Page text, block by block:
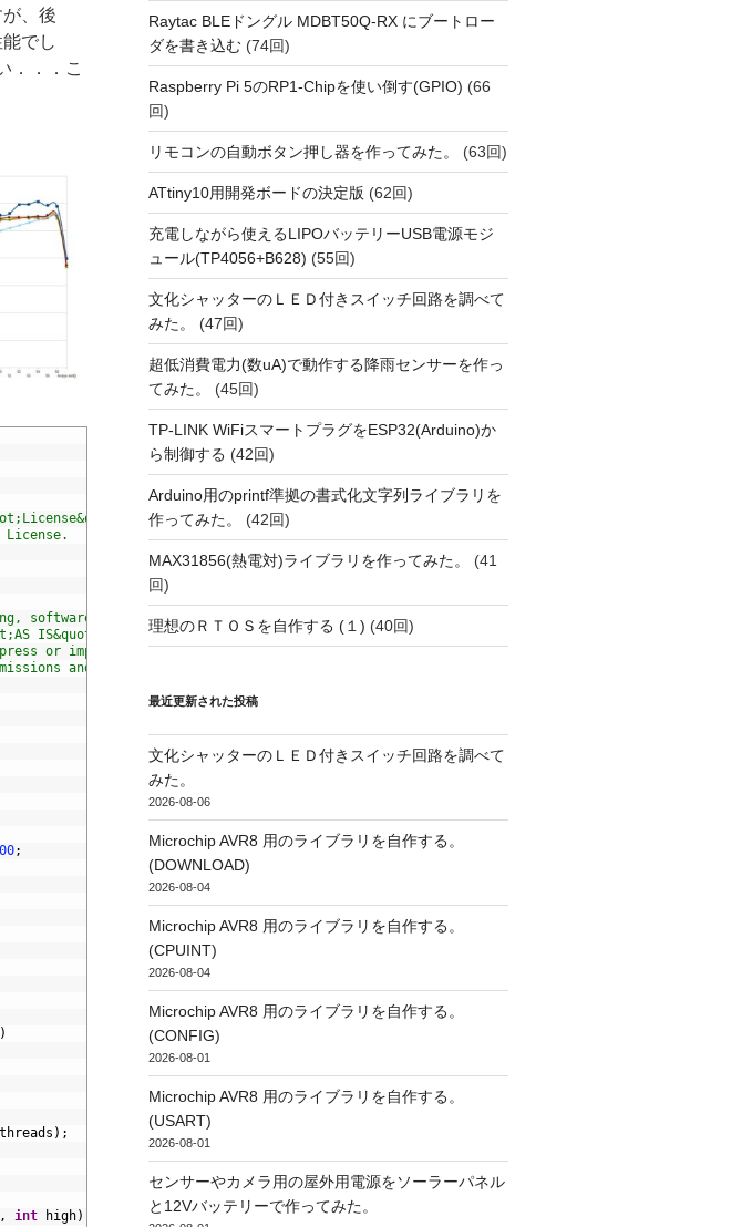
、後
でし
．．．こ
software
IS&quot; BASIS,
or implied.
and
;
)
threads ) ;
, int high)
Raytac BLEドングル MDBT50Q-RX にブートロー
ダを書き込む(74回)
Raspberry Pi 5のRP1-Chipを使い倒す(GPIO) (66
回)
リモコンの自動ボタン押し器を作ってみた。 (63回)
ATtiny10用開発ボードの決定版 (62回)
充電しながら使えるLIPOバッテリーUSB電源モジ
ュール(TP4056+B628) (55回)
文化シャッターのＬＥＤ付きスイッチ回路を調べて
みた。
(47回)
超低消費電力(数uA)で動作する降雨センサーを作っ
てみた。
(45回)
TP-LINK WiFiスマートプラグをESP32(Arduino)か
ら制御する (42回)
Arduino用のprintf準拠の書式化文字列ライブラリを
作ってみた。
(42回)
MAX31856(熱電対)ライブラリを作ってみた。
(41
回)
理想のＲＴＯＳを自作する (１) (40回)
最近更新された投稿
文化シャッターのＬＥＤ付きスイッチ回路を調べて
みた。
2026-08-06
Microchip AVR8 用のライブラリを自作する。
(DOWNLOAD)
2026-08-04
Microchip AVR8 用のライブラリを自作する。
(CPUINT)
2026-08-04
Microchip AVR8 用のライブラリを自作する。
(CONFIG)
2026-08-01
Microchip AVR8 用のライブラリを自作する。
(USART)
2026-08-01
センサーやカメラ用の屋外用電源をソーラーパネル
と12Vバッテリーで作ってみた。